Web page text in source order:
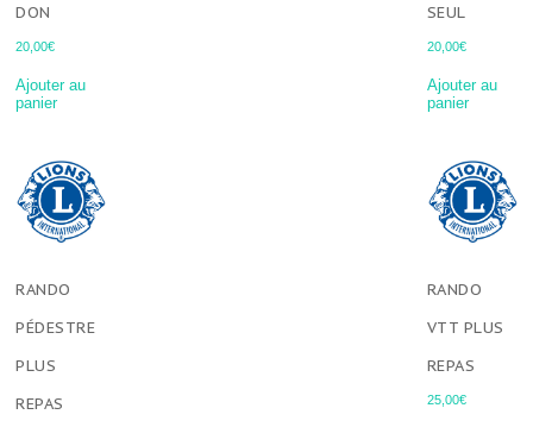
DON
20,00€
Ajouter au
panier
SEUL
20,00€
Ajouter au
panier
RANDO
PÉDESTRE
PLUS
REPAS
RANDO
VTT PLUS
REPAS
25,00€